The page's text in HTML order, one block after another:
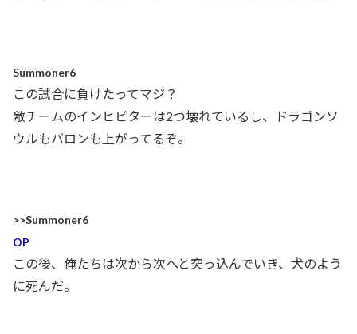
Summoner6
この試合に負けたってマジ？
敵チームのインヒビターは2つ壊れているし、ドラゴンソ
ウルもバロンも上がってるぞ。
>>Summoner6
OP
この後、俺たちは次から次へと突っ込んでいき、犬のよう
に死んだ。